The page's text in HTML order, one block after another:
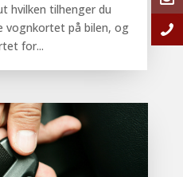
hvilken tilhenger du
vognkortet på bilen, og
for...